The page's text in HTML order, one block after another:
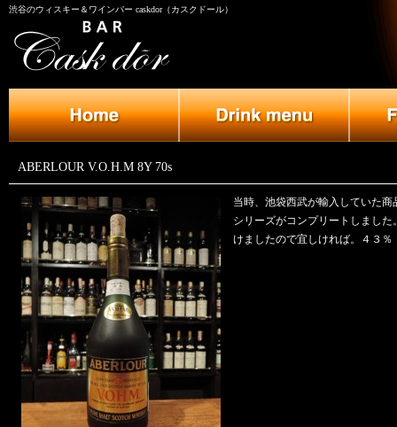
渋谷のウィスキー＆ワインバー caskdor（カスクドール）
ABERLOUR V.O.H.M 8Y 70s
当時、池袋西武が輸入していた
シリーズがコンプリートしまし
けましたので宜しければ。４３％